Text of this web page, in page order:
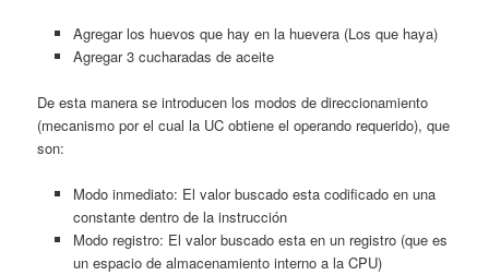
Agregar los huevos que hay en la huevera (Los que haya)
Agregar 3 cucharadas de aceite
De esta manera se introducen los modos de direccionamiento
(mecanismo por el cual la UC obtiene el operando requerido), que
son:
Modo inmediato: El valor buscado esta codificado en una
constante dentro de la instrucción
Modo registro: El valor buscado esta en un registro (que es
un espacio de almacenamiento interno a la CPU)